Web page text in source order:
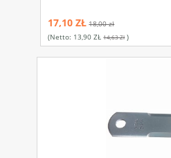
17,10 ZŁ 18,00 zł
(netto: 13,90 ZŁ 14,63 Zł)